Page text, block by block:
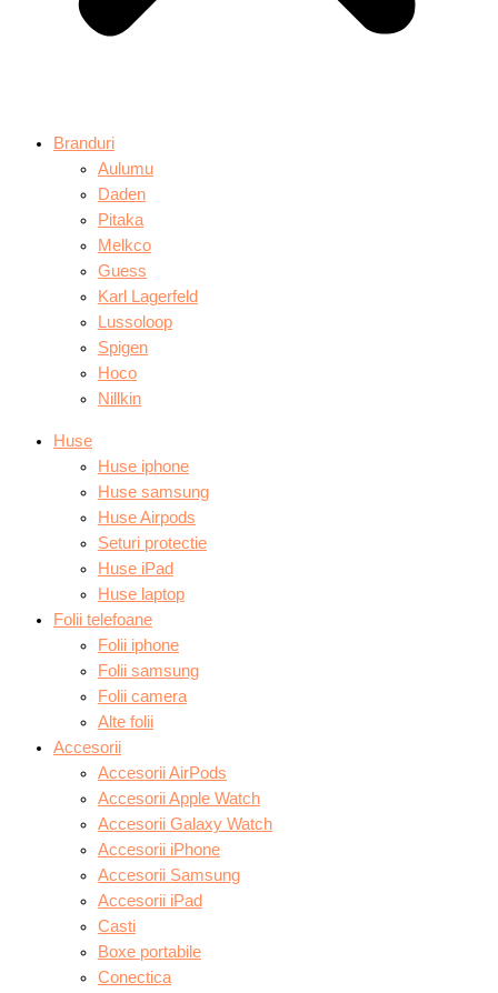
Branduri
Aulumu
Daden
Pitaka
Melkco
Guess
Karl Lagerfeld
Lussoloop
Spigen
Hoco
Nillkin
Huse
Huse iphone
Huse samsung
Huse Airpods
Seturi protectie
Huse iPad
Huse laptop
Folii telefoane
Folii iphone
Folii samsung
Folii camera
Alte folii
Accesorii
Accesorii AirPods
Accesorii Apple Watch
Accesorii Galaxy Watch
Accesorii iPhone
Accesorii Samsung
Accesorii iPad
Casti
Boxe portabile
Conectica